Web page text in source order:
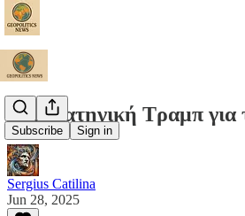
Subscribe Sign in
Η Στρατηγική Τραμπ
Sergius Catilina
Jun 28, 2025